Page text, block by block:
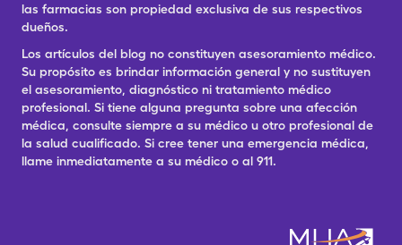
las farmacias son propiedad exclusiva de sus respectivos
dueños.
Los artículos del blog no constituyen asesoramiento médico.
Su propósito es brindar información general y no sustituyen
el asesoramiento, diagnóstico ni tratamiento médico
profesional. Si tiene alguna pregunta sobre una afección
médica, consulte siempre a su médico u otro profesional de
la salud cualificado. Si cree tener una emergencia médica,
llame inmediatamente a su médico o al 911.